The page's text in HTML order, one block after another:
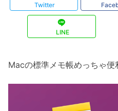
Twitter
LINE
Macの標準メモ帳めっちゃ便